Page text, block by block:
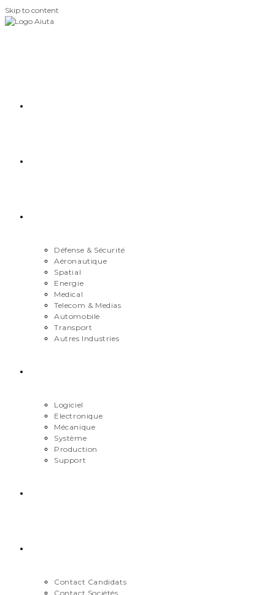
Skip to content
Défense & Sécurité
Aéronautique
Spatial
Energie
Medical
Telecom & Medias
Automobile
Transport
Autres Industries
Logiciel
Electronique
Mécanique
Système
Production
Support
Contact Candidats
Contact Sociétés